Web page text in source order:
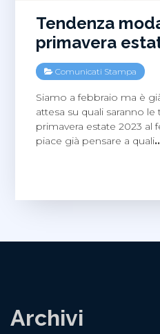
Tendenza
primavera
Comunicati Stampa
Siamo a febbraio ma è
attesa su quali saranno
primavera estate 2023 al
piace già pensare a quali
Archivi